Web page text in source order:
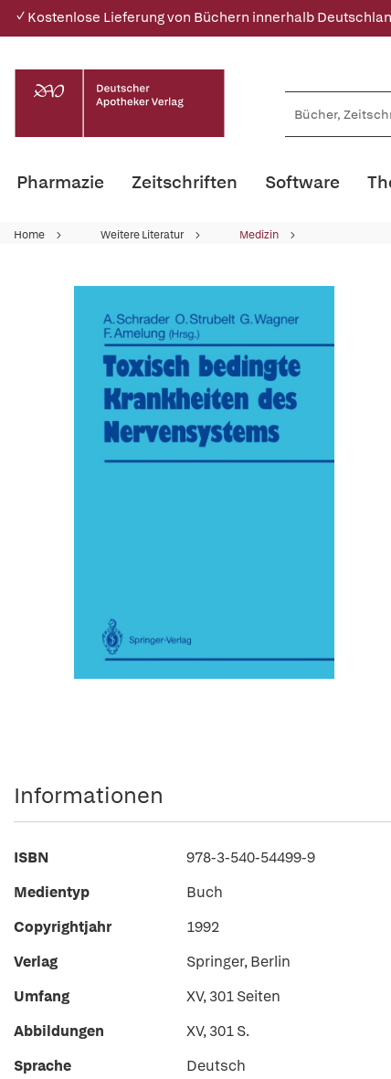
✓ Kostenlose Lieferung von Büchern innerhalb
Pharmazie Zeitschriften Software
Home Weitere Literatur Medizin
Informationen
ISBN
978-3-540-54499-9
Medientyp
Buch
Copyrightjahr
1992
Verlag
Springer, Berlin
Umfang
XV, 301 Seiten
Abbildungen
XV, 301 S.
Sprache
Deutsch